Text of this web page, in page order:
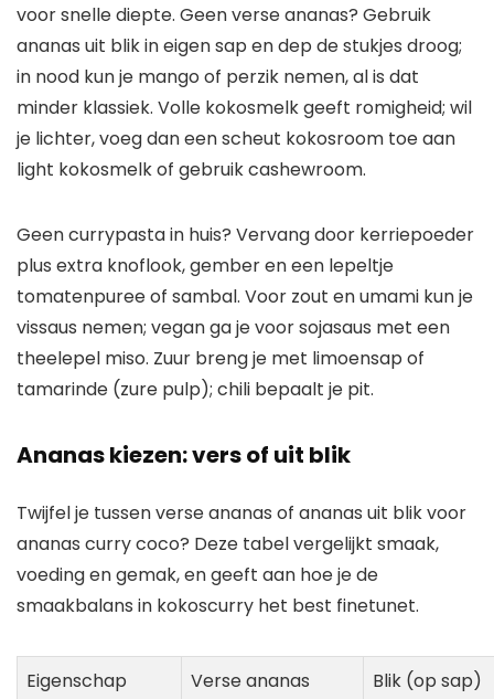
voor snelle diepte. Geen verse ananas? Gebruik
ananas uit blik in eigen sap en dep de stukjes droog;
in nood kun je mango of perzik nemen, al is dat
minder klassiek. Volle kokosmelk geeft romigheid; wil
je lichter, voeg dan een scheut kokosroom toe aan
light kokosmelk of gebruik cashewroom.
Geen currypasta in huis? Vervang door kerriepoeder
plus extra knoflook, gember en een lepeltje
tomatenpuree of sambal. Voor zout en umami kun je
vissaus nemen; vegan ga je voor sojasaus met een
theelepel miso. Zuur breng je met limoensap of
tamarinde (zure pulp); chili bepaalt je pit.
Ananas kiezen: vers of uit blik
Twijfel je tussen verse ananas of ananas uit blik voor
ananas curry coco? Deze tabel vergelijkt smaak,
voeding en gemak, en geeft aan hoe je de
smaakbalans in kokoscurry het best finetunet.
Eigenschap Verse ananas
Blik (op sap)